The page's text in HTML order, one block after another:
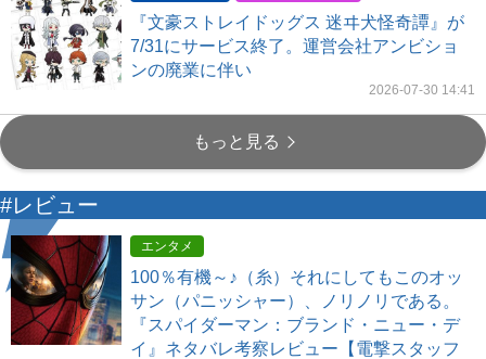
『文豪ストレイドッグス 迷ヰ犬怪奇譚』が
7/31にサービス終了。運営会社アンビショ
ンの廃業に伴い
2026-07-30 14:41
もっと見る
#レビュー
エンタメ
100％有機～♪（糸）それにしてもこのオッ
サン（パニッシャー）、ノリノリである。
『スパイダーマン：ブランド・ニュー・デ
イ』ネタバレ考察レビュー【電撃スタッフ